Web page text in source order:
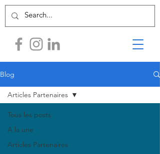
Blog
Tous les posts
A la une
Articles Partenaires
Articles Partenaires